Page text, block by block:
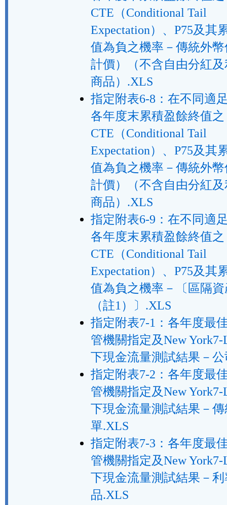
CTE（Conditional Tail
Expectation）、P75及其
值為負之機率－傳統外
計價）（不含自由分紅
商品）.XLS
指定附表6-8：在不同適
各年度末累積盈餘終值之
CTE（Conditional Tail
Expectation）、P75及其
值為負之機率－傳統外
計價）（不含自由分紅
商品）.XLS
指定附表6-9：在不同適
各年度末累積盈餘終值之
CTE（Conditional Tail
Expectation）、P75及其
值為負之機率－〔區隔
（註1）〕.XLS
指定附表7-1：各年度最
管機關指定及New
下現金流量測試結果－
指定附表7-2：各年度最
管機關指定及New
下現金流量測試結果－
單.XLS
指定附表7-3：各年度最
管機關指定及New
下現金流量測試結果－
品.XLS